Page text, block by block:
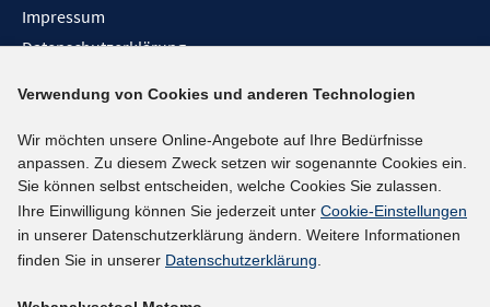
Impressum
Datenschutzerklärung
Barrieren melden
Social-Media-Kanäle
BlueSky
YouTube
LinkedIn
Verwendung von Cookies und anderen Technologien
Wir möchten unsere Online-Angebote auf Ihre Bedürfnisse
anpassen. Zu diesem Zweck setzen wir sogenannte Cookies ein.
Sie können selbst entscheiden, welche Cookies Sie zulassen.
Ihre Einwilligung können Sie jederzeit unter Cookie-Einstellungen
in unserer Datenschutzerklärung ändern. Weitere Informationen
finden Sie in unserer Datenschutzerklärung.